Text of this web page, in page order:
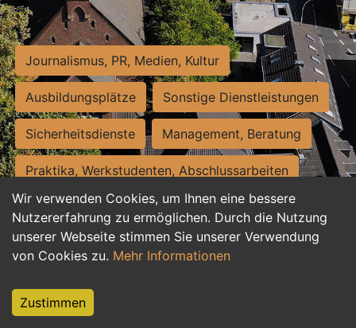
Wir verwenden Cookies, um Ihnen eine bessere
Nutzererfahrung zu ermöglichen. Durch die Nutzung
unserer Webseite stimmen Sie unserer Verwendung
von Cookies zu. Mehr Informationen
Zustimmen
Journalismus, PR, Medien, Kultur
Ausbildungsplätze Sonstige Dienstleistungen
Sicherheitsdienste Management, Beratung
Praktika, Werkstudenten, Abschlussarbeiten
Personalwesen Assistenz, Sekretariat
Hilfskräfte, Aushilfs- und Nebenjobs
Weiterbildung, Studium, duale Ausbildung